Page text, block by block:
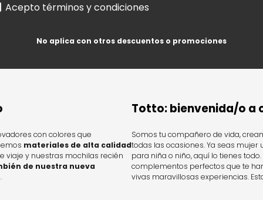
Acepto términos y condiciones
No aplica con otros descuentos o promociones
con colores que
materiales de alta calidad
viaje y nuestras mochilas recién
de nuestra nueva
Totto: bienvenida/o a
Somos tu compañero de vida,
todas las ocasiones. Ya seas
para niña o niño, aquí lo tienes
complementos perfectos que te
vivas maravillosas experiencias.